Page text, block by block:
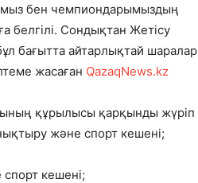
бен чемпиондарымыздың
белгілі. Сондықтан Жетісу
бағытта айтарлықтай шаралар
жасаған QazaqNews.kz
құрылысы қарқынды жүріп
және спорт кешені;
кешені;